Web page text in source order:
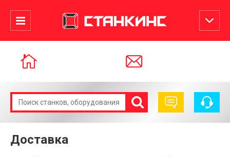
Доставка